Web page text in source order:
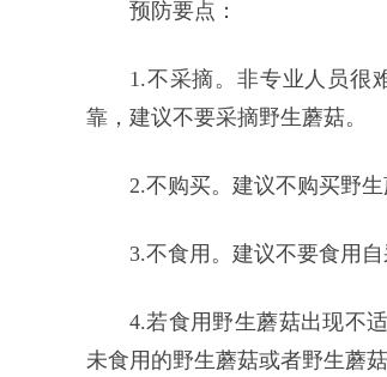
预防要点：
1.不采摘。非专业人员很
靠，建议不要采摘野生蘑菇。
2.不购买。建议不购买野
3.不食用。建议不要食用
4.若食用野生蘑菇出现不
未食用的野生蘑菇或者野生蘑